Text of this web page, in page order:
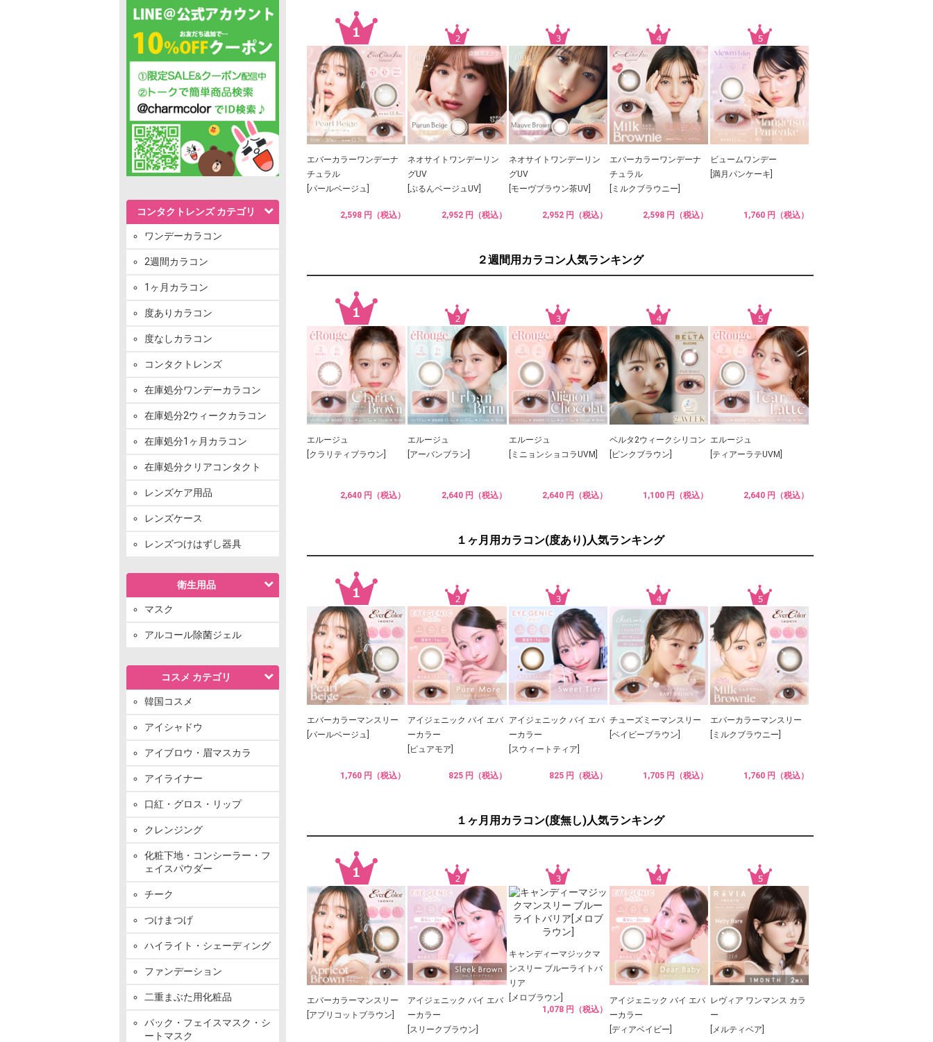
コンタクトレンズ カテゴリ
ワンデーカラコン
2週間カラコン
1ヶ月カラコン
度ありカラコン
度なしカラコン
コンタクトレンズ
在庫処分ワンデーカラコン
在庫処分2ウィークカラコン
在庫処分1ヶ月カラコン
在庫処分クリアコンタクト
レンズケア用品
レンズケース
レンズつけはずし器具
衛生用品
マスク
アルコール除菌ジェル
コスメ カテゴリ
韓国コスメ
アイシャドウ
アイブロウ・眉マスカラ
アイライナー
口紅・グロス・リップ
クレンジング
化粧下地・コンシーラー・フ
ェイスパウダー
チーク
つけまつげ
ハイライト・シェーディング
ファンデーション
二重まぶた用化粧品
パック・フェイスマスク・シ
ートマスク
エバーカラーワンデーナ
チュラル
[パールベージュ]
2,598 円（税込）
ネオサイトワンデーリン
グUV
[ぷるんベージュUV]
2,952 円（税込）
ネオサイトワンデーリン
グUV
[モーヴブラウン茶UV]
2,952 円（税込）
エバーカラーワンデーナ
チュラル
[ミルクブラウニー]
2,598 円（税込）
ビュームワンデー
[満月パンケーキ]
1,760 円（税込）
２週間用カラコン人気ランキング
エルージュ
[クラリティブラウン]
2,640 円（税込）
エルージュ
[アーバンブラン]
2,640 円（税込）
エルージュ
[ミニョンショコラUVM]
2,640 円（税込）
ベルタ2ウィークシリコン
[ピンクブラウン]
1,100 円（税込）
エルージュ
[ティアーラテUVM]
2,640 円（税込）
１ヶ月用カラコン(度あり)人気ランキング
エバーカラーマンスリー
[パールベージュ]
1,760 円（税込）
アイジェニック バイ エバ
ーカラー
[ピュアモア]
825 円（税込）
アイジェニック バイ エバ
ーカラー
[スウィートティア]
825 円（税込）
チューズミーマンスリー
[ベイビーブラウン]
1,705 円（税込）
エバーカラーマンスリー
[ミルクブラウニー]
1,760 円（税込）
１ヶ月用カラコン(度無し)人気ランキング
エバーカラーマンスリー
[アプリコットブラウン]
アイジェニック バイ エバ
ーカラー
[スリークブラウン]
キャンディーマジックマ
ンスリー ブルーライトバ
リア
[メロブラウン]
1,078 円（税込）
アイジェニック バイ エバ
ーカラー
[ディアベイビー]
レヴィア ワンマンス カラ
ー
[メルティベア]